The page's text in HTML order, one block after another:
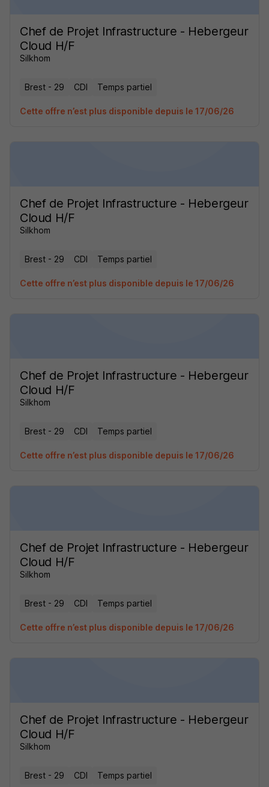
Chef de Projet Infrastructure - Hebergeur
Cloud H/F
Silkhom
Brest - 29 CDI Temps partiel
Cette offre n’est plus disponible depuis le 17/06/26
Chef de Projet Infrastructure - Hebergeur
Cloud H/F
Silkhom
Brest - 29 CDI Temps partiel
Cette offre n’est plus disponible depuis le 17/06/26
Chef de Projet Infrastructure - Hebergeur
Cloud H/F
Silkhom
Brest - 29 CDI Temps partiel
Cette offre n’est plus disponible depuis le 17/06/26
Chef de Projet Infrastructure - Hebergeur
Cloud H/F
Silkhom
Brest - 29 CDI Temps partiel
Cette offre n’est plus disponible depuis le 17/06/26
Chef de Projet Infrastructure - Hebergeur
Cloud H/F
Silkhom
Brest - 29 CDI Temps partiel